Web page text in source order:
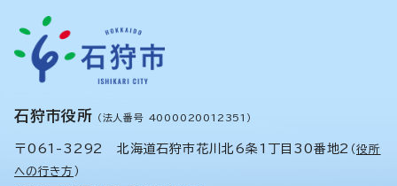
石狩市役所 （法人番号 4000020012351）
〒061-3292 北海道石狩市花川北6条1丁目30番地2 （役所
への行き方 ）